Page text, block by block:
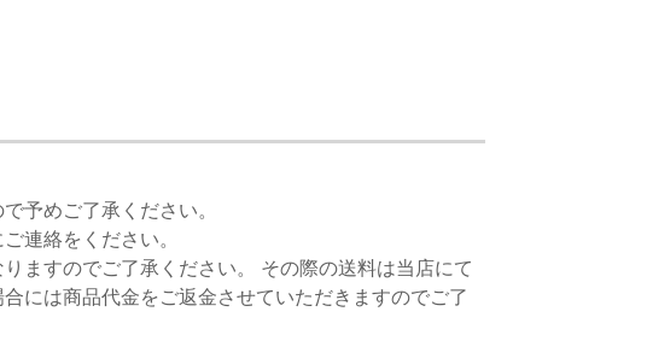
予めご了承ください。
連絡をください。
ますのでご了承ください。 その際の送料は当店にて
には商品代金をご返金させていただきますのでご了